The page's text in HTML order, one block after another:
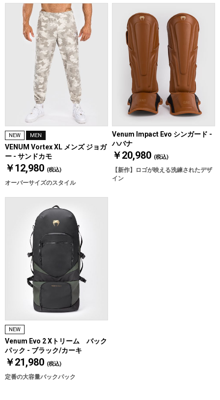
NEW MEN
VENUM Vortex XL メンズ ジョガ
ー - サンドカモ
￥12,980 (税込)
オーバーサイズのスタイル
Venum Impact Evo シンガード -
ハバナ
￥20,980 (税込)
【新作】ロゴが映える洗練されたデザ
イン
NEW
Venum Evo 2 Xトリーム バック
パック - ブラック/カーキ
￥21,980 (税込)
定番の大容量バックパック